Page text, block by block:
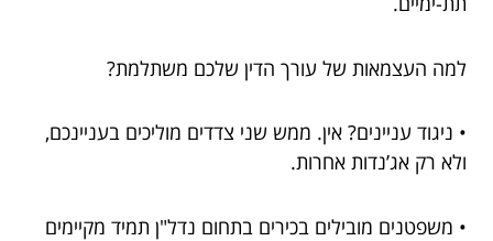
למה העצמאות של עורך הדין שלכם משתלמת?
• ניגוד עניינים? אין. ממש שני צדדים מוליכים בעניינכם,
ולא רק אג’נדות אחרות.
• משפטנים מובילים בכירים בתחום נדל"ן תמיד מקיימים